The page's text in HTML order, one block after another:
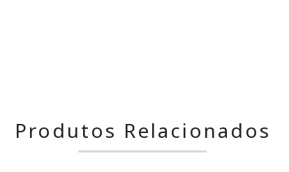
Produtos Relacionados